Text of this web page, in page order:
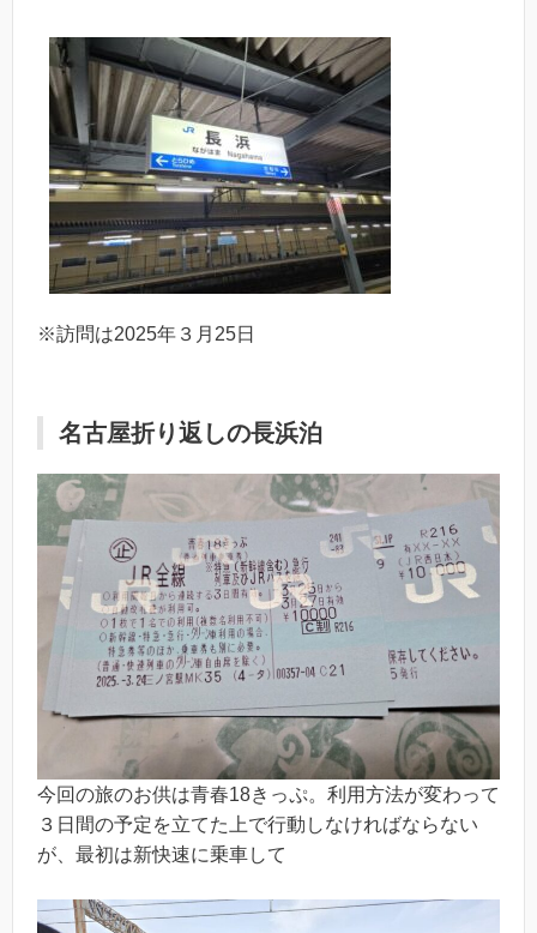
※訪問は2025年３月25日
名古屋折り返しの長浜泊
今回の旅のお供は青春18きっぷ。利用方法が変わって
３日間の予定を立てた上で行動しなければならない
が、最初は新快速に乗車して